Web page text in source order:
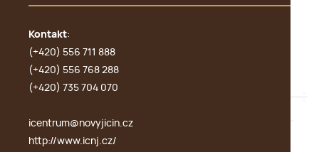
Kontakt:
(+420) 556 711 888
(+420) 556 768 288
(+420) 735 704 070
icentrum@novyjicin.cz
http://www.icnj.cz/